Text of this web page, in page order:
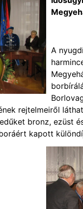
A
rejtelmeiről
bronz, ezüst
kapott